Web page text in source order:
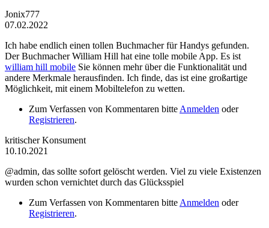
Jonix777
07.02.2022
Ich habe endlich einen tollen Buchmacher für Handys gefunden.
Der Buchmacher William Hill hat eine tolle mobile App. Es ist
william hill mobile Sie können mehr über die Funktionalität und
andere Merkmale herausfinden. Ich finde, das ist eine großartige
Möglichkeit, mit einem Mobiltelefon zu wetten.
Zum Verfassen von Kommentaren bitte Anmelden oder
Registrieren.
kritischer Konsument
10.10.2021
@admin, das sollte sofort gelöscht werden. Viel zu viele Existenzen
wurden schon vernichtet durch das Glücksspiel
Zum Verfassen von Kommentaren bitte Anmelden oder
Registrieren.